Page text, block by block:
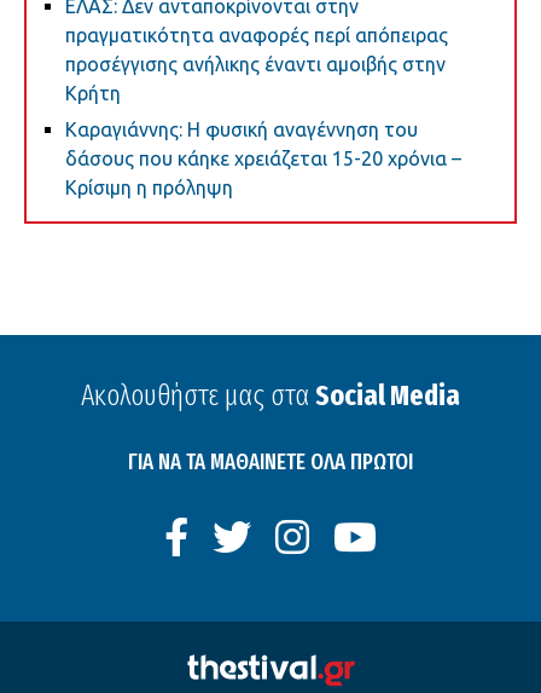
ΕΛΑΣ: Δεν ανταποκρίνονται στην
πραγματικότητα αναφορές περί απόπειρας
προσέγγισης ανήλικης έναντι αμοιβής στην
Κρήτη
Καραγιάννης: Η φυσική αναγέννηση του
δάσους που κάηκε χρειάζεται 15-20 χρόνια –
Κρίσιμη η πρόληψη
Ακολουθήστε μας στα Social Media
ΓΙΑ ΝΑ ΤΑ ΜΑΘΑΙΝΕΤΕ ΟΛΑ ΠΡΩΤΟΙ